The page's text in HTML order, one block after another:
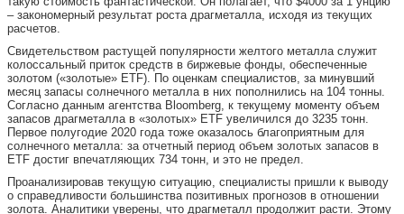
– закономерный результат роста драгметалла, исходя из текущих
расчетов.
Свидетельством растущей популярности желтого металла служит
колоссальный приток средств в биржевые фонды, обеспеченные
золотом («золотые» ETF). По оценкам специалистов, за минувший
месяц запасы солнечного металла в них пополнились на 104 тонны.
Согласно данным агентства Bloomberg, к текущему моменту объем
запасов драгметалла в «золотых» ETF увеличился до 3235 тонн.
Первое полугодие 2020 года тоже оказалось благоприятным для
солнечного металла: за отчетный период объем золотых запасов в
ETF достиг впечатляющих 734 тонн, и это не предел.
Проанализировав текущую ситуацию, специалисты пришли к выводу
о справедливости большинства позитивных прогнозов в отношении
золота. Аналитики уверены, что драгметалл продолжит расти. Этому